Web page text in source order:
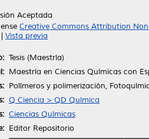
Aceptada
Creative Commons Attribution
Vista previa
Tesis (Maestría)
Maestría en Ciencias Químicas con
Polímeros y polimerización,
Q Ciencia > QD Química
Ciencias Químicas
Editor Repositorio